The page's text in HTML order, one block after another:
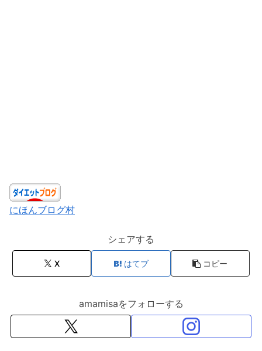
にほんブログ村
シェアする
X はてブ コピー
amamisaをフォローする